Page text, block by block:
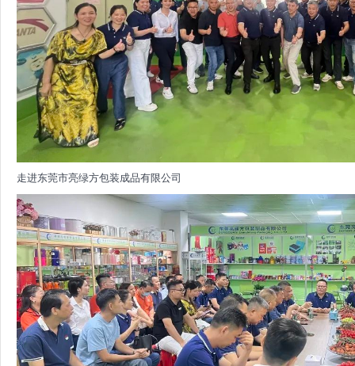
走进东莞市亮绿方包装成品有限公司